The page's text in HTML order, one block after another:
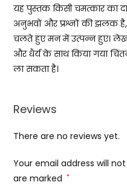
यह पुस्तक किसी चमत्कार का
अनुभवों और प्रश्नों की झलक है,
चलते हुए मन में उत्पन्न हुए।
और धैर्य के साथ किया गया
ला सकता है।
Reviews
There are no reviews yet.
Your email address will
are marked *